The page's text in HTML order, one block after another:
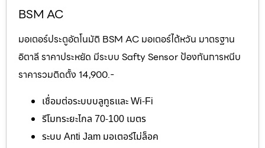
BSM AC
มอเตอร์ประตูอัตโนมัติ BSM AC มอเตอร์ไต้หวัน มาตรฐาน
อิตาลี ราคาประหยัด มีระบบ Safty Sensor ป้องกันการหนีบ
ราคารวมติดตั้ง 14,900.-
เชื่อมต่อระบบบลูทูธและ Wi-Fi
รีโมทระยะไกล 70-100 เมตร
ระบบ Anti Jam มอเตอร์ไม่ล็อค